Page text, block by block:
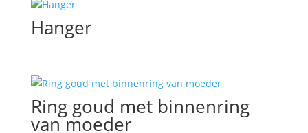
Hanger
Ring goud met binnenring
van moeder